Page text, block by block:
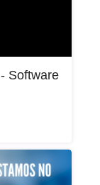
Software